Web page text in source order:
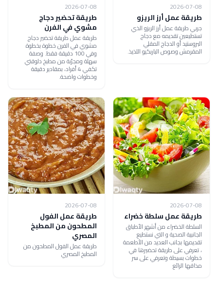
2026-07-08
طريقة عمل أرز الريزو
جربي طريقة عمل أرز الريزو الذي
تستطيعين تقديمه مع دجاج
البروستيد أو الدجاج المقلي
المقرمش وصوص الباربكيو اللذيذ.
2026-07-08
طريقة تحضير دجاج
مشوي في الفرن
طريقة عمل طريقة تحضير دجاج
مشوي في الفرن خطوة بخطوة
وفي 100 دقيقة فقط. وصفة
سهلة ومجرّبة من مطبخ دلوقتي
تكفي 4 أفراد، بمقادير دقيقة
وخطوات واضحة.
2026-07-08
طريقة عمل سلطة خضراء
السلطة الخضراء من أشهر الأطباق
الجانبية الصحية و التي نستطيع
تقديمها بجانب العديد من الأطعمة
، تعرفي على طريقة تحضيرها في
خطوات بسيطة وتعرفي على سر
مذاقها الرائع
2026-07-08
طريقة عمل الفول
المطحون من المطبخ
المصري
طريقة عمل الفول المطحون من
المطبخ المصري